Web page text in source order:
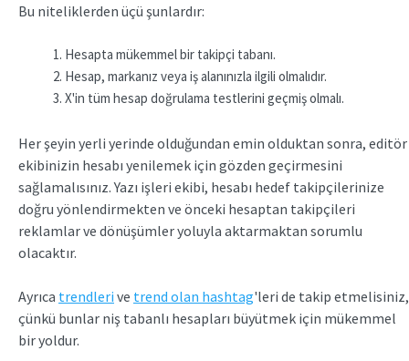
Bu niteliklerden üçü şunlardır:
Hesapta mükemmel bir takipçi tabanı.
Hesap, markanız veya iş alanınızla ilgili olmalıdır.
X'in tüm hesap doğrulama testlerini geçmiş olmalı.
Her şeyin yerli yerinde olduğundan emin olduktan sonra, editör
ekibinizin hesabı yenilemek için gözden geçirmesini
sağlamalısınız. Yazı işleri ekibi, hesabı hedef takipçilerinize
doğru yönlendirmekten ve önceki hesaptan takipçileri
reklamlar ve dönüşümler yoluyla aktarmaktan sorumlu
olacaktır.
Ayrıca trendleri ve trend olan hashtag'leri de takip etmelisiniz,
çünkü bunlar niş tabanlı hesapları büyütmek için mükemmel
bir yoldur.